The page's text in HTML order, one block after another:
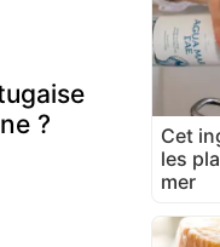
?
Cet
les
mer